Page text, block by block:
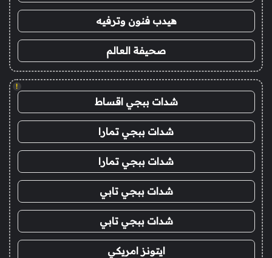
هيدب فنون وترفيه
صحيفة العالم
!
شدات ببجي اقساط
شدات ببجي تمارا
شدات ببجي تمارا
شدات ببجي تابي
شدات ببجي تابي
ايتونز امريكي